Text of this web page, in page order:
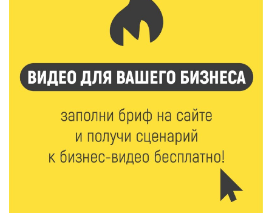
489
Сладкая программа в Твери: дегустация мёда и
рассказ о жизни пчёл
7 Авг 2026 15:41 246
Открыт набор на программу амбассадоров для
студентов российских вузов
7 Авг 2026 15:37 237
Жителям Тверской области напомнили об